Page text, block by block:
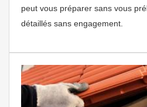
peut vous préparer sans vous
détaillés sans engagement.